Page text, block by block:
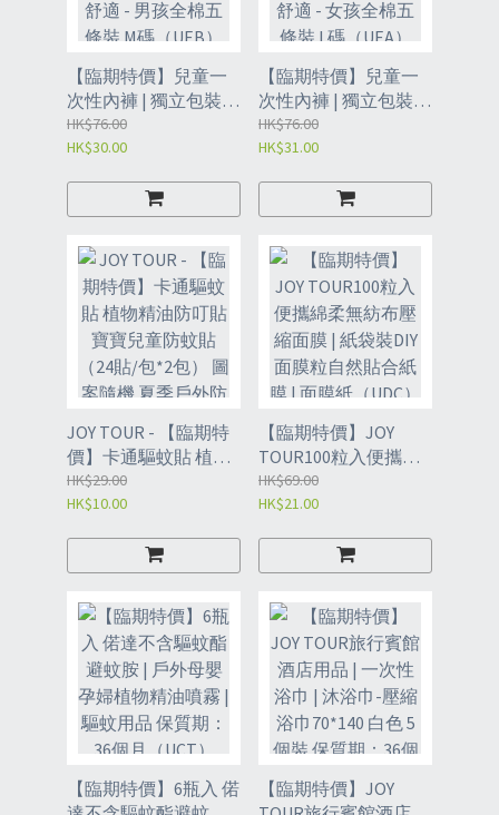
【臨期特價】兒童一
次性內褲 | 獨立包裝純
棉短褲 | 學生旅遊免洗
日拋舒適 - 男孩全棉五
HK$76.00
HK$30.00
【臨期特價】兒童一
次性內褲 | 獨立包裝純
棉短褲 | 學生旅遊免洗
日拋舒適 - 女孩全棉五
HK$76.00
HK$31.00
JOY TOUR - 【臨期特
價】卡通驅蚊貼 植物
精油防叮貼 寶寶兒童
防蚊貼（24貼/包*2
外防叮咬卡通貼無紡
布孕婦精油貼
(UDW2）
HK$29.00
HK$10.00
【臨期特價】JOY
TOUR100粒入便攜綿
柔無紡布壓縮面膜 | 紙
袋裝DIY面膜粒自然貼
HK$69.00
HK$21.00
【臨期特價】6瓶入 偌
【臨期特價】JOY